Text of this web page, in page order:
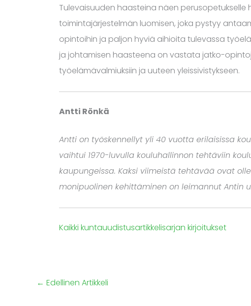
Tulevaisuuden haasteina näen
toimintajärjestelmän luomisen, joka pystyy
opintoihin ja paljon hyviä aihioita tulevassa
ja johtamisen haasteena on vastata jatko-
työelämävalmiuksiin ja uuteen yleissivistykseen.
Antti Rönkä
Antti on työskennellyt yli 40 vuotta erilaisissa
vaihtui 1970-luvulla kouluhallinnon tehtäviin
kaupungeissa. Kaksi viimeistä tehtävää ovat
monipuolinen kehittäminen on leimannut Antin
Kaikki kuntauudistusartikkelisarjan kirjoitukset
← Edellinen Artikkeli